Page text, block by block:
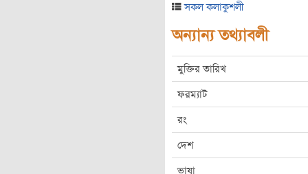
সকল কলাকুশলী
অন্যান্য তথ্যাবলী
মুক্তির তারিখ
ফরম্যাট
রং
দেশ
ভাষা